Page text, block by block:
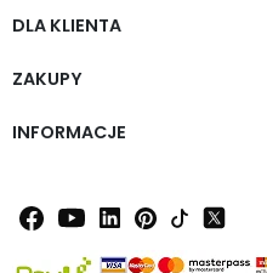
DLA KLIENTA
ZAKUPY
INFORMACJE